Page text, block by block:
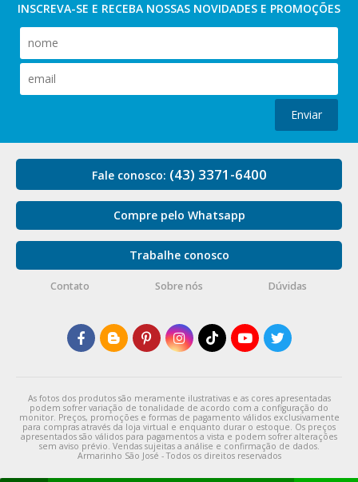
INSCREVA-SE E RECEBA NOSSAS NOVIDADES E PROMOÇÕES
Enviar
Fale conosco: (43) 3371-6400
Compre pelo Whatsapp
Trabalhe conosco
Contato Sobre nós Dúvidas
As fotos dos produtos são meramente ilustrativas e as cores apresentadas
podem sofrer variação de tonalidade de acordo com a configuração do
monitor. Preços, promoções e formas de pagamento válidos exclusivamente
para compras através da loja virtual e enquanto durar o estoque. Os preços
apresentados são válidos para pagamentos a vista e podem sofrer alterações
sem aviso prévio. Vendas sujeitas a análise e confirmação de dados.
Armarinho São José - Todos os direitos reservados